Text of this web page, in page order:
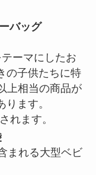
バッグ
ーマにしたお
の子供たちに特
上相当の商品が
ます。
れます。
まれる大型ベビ